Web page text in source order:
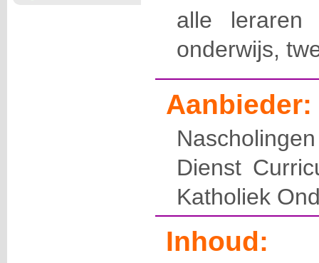
alle leraren
onderwijs,
Aanbieder:
Dienst
Katholiek
Inhoud: